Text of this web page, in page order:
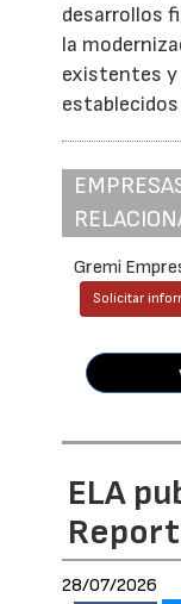
desarrollos
la
existentes y
establecidos
Gremi
Solicitar
ELA
28/07/2026